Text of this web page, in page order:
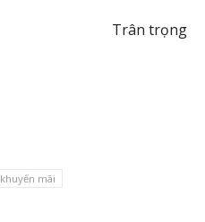
Trân trọng
khuyến mãi